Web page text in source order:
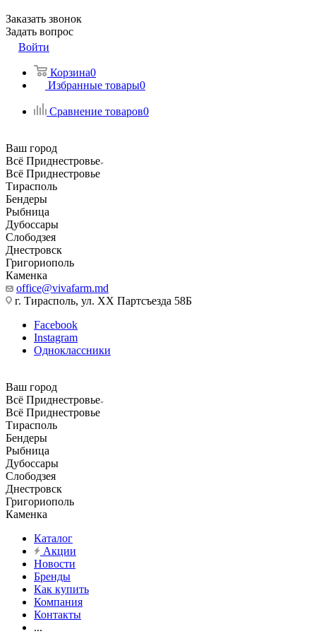
Заказать звонок
Задать вопрос
Войти
Корзина0
Избранные товары0
Сравнение товаров0
Ваш город
Всё Приднестровье
Всё Приднестровье
Тирасполь
Бендеры
Рыбница
Дубоссары
Слободзея
Днестровск
Григориополь
Каменка
office@vivafarm.md
г. Тирасполь, ул. ХХ Партсъезда 58Б
Facebook
Instagram
Одноклассники
Ваш город
Всё Приднестровье
Всё Приднестровье
Тирасполь
Бендеры
Рыбница
Дубоссары
Слободзея
Днестровск
Григориополь
Каменка
Каталог
Акции
Новости
Бренды
Как купить
Компания
Контакты
...